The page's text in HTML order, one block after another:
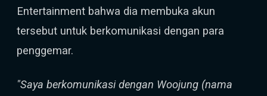
Entertainment bahwa dia membuka akun
tersebut untuk berkomunikasi dengan para
penggemar.
"Saya berkomunikasi dengan Woojung (nama